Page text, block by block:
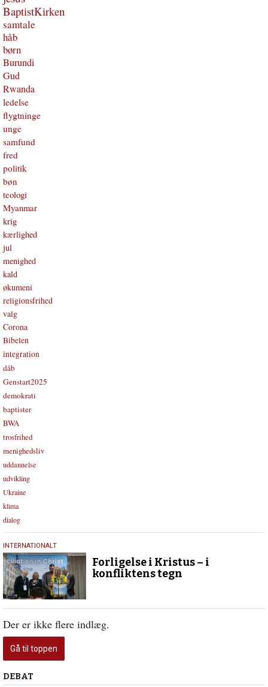
BaptistKirken
samtale
håb
børn
Burundi
Gud
Rwanda
ledelse
flygtninge
unge
samfund
fred
politik
bøn
teologi
Myanmar
krig
kærlighed
jul
menighed
kald
økumeni
religionsfrihed
valg
Corona
Bibelen
integration
dåb
Genstart2025
demokrati
baptister
BWA
trosfrihed
menighedsliv
uddannelse
udvikling
Ukraine
klima
dialog
3.
oktober
2018
INTERNATIONALT
Forligelse i Kristus – i
konfliktens tegn
Der er ikke flere indlæg.
Gå til toppen
Debat
DEBAT